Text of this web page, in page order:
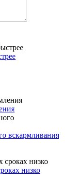
вскармливания
низко